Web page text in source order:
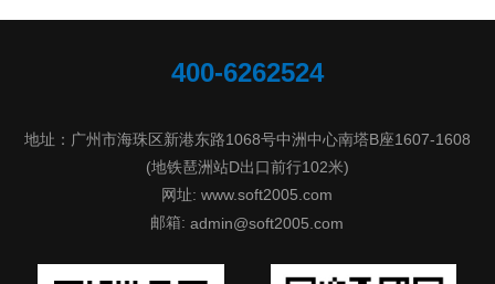
400-6262524
地址：广州市海珠区新港东路1068号中洲中心南塔B座1607-1608
(地铁琶洲站D出口前行102米)
网址: www.soft2005.com
邮箱:admin@soft2005.com